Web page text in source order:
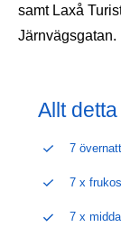
samt Laxå
Järnvägsgatan.
Allt
7
7 x
7 x